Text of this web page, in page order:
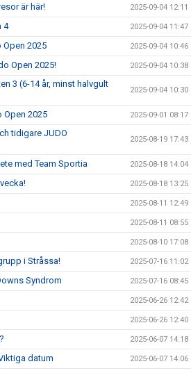
är här! 2025-09-04 12:11
4 2025-09-04 11:47
2025 2025-09-04 10:46
Open 2025! 2025-09-04 10:38
3 (6-14 år, minst halvgult
2025-09-04 10:30
Open 2025 2025-09-01 08:17
tidigare JUDO
2025-08-19 17:43
med Team Sportia 2025-08-18 14:04
2025-08-18 13:25
2025-08-11 12:49
2025-08-11 08:55
2025-08-10 17:08
i Stråssa! 2025-07-16 11:02
Syndrom 2025-07-16 08:45
2025-06-26 12:42
2025-06-26 12:40
2025-06-07 14:18
datum 2025-06-07 14:06